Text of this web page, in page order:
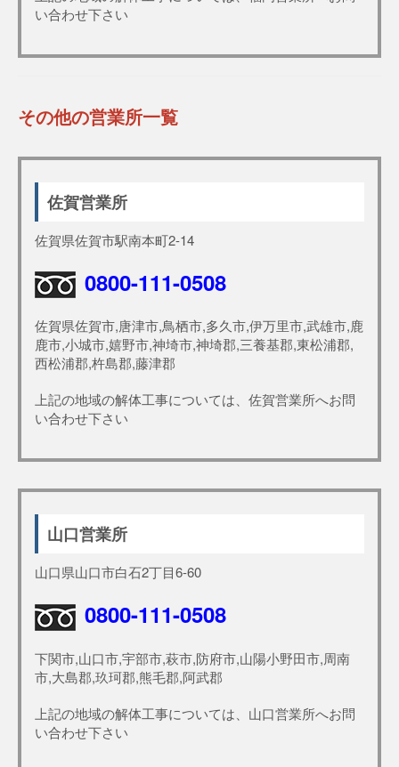
い合わせ下さい
その他の営業所一覧
佐賀営業所
佐賀県佐賀市駅南本町2-14
0800-111-0508
佐賀県佐賀市,唐津市,鳥栖市,多久市,伊万里市,武雄市,鹿
鹿市,小城市,嬉野市,神埼市,神埼郡,三養基郡,東松浦郡,
西松浦郡,杵島郡,藤津郡
上記の地域の解体工事については、佐賀営業所へお問
い合わせ下さい
山口営業所
山口県山口市白石2丁目6-60
0800-111-0508
下関市,山口市,宇部市,萩市,防府市,山陽小野田市,周南
市,大島郡,玖珂郡,熊毛郡,阿武郡
上記の地域の解体工事については、山口営業所へお問
い合わせ下さい